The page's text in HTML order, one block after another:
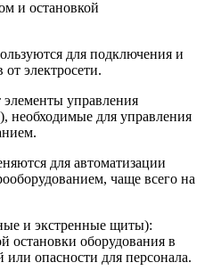
и остановкой
для подключения и
электросети.
управления
необходимые для управления
для автоматизации
чаще всего на
и экстренные щиты):
остановки оборудования в
или опасности для персонала.